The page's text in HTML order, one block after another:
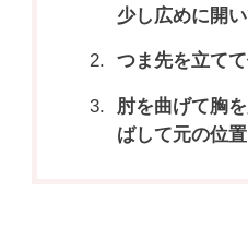
少し広めに開
つま先を立て
肘を曲げて胸
ばして元の位